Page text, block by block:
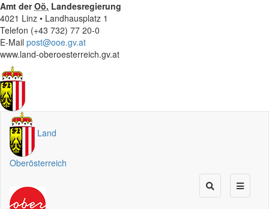
Amt derOö. Landesregierung
4021 Linz • Landhausplatz 1
Telefon (+43 732) 77 20-0
E-Mail post@ooe.gv.at
www.land-oberoesterreich.gv.at
Land
Oberösterreich